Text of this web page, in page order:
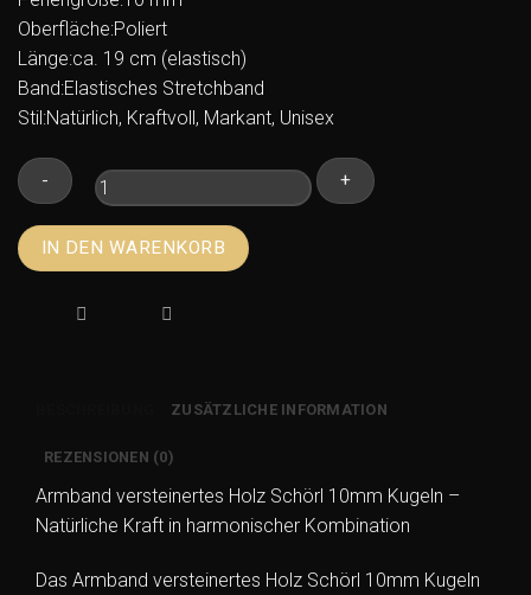
Oberfläche:Poliert
Länge:ca. 19 cm (elastisch)
Band:Elastisches Stretchband
Stil:Natürlich, Kraftvoll, Markant, Unisex
Armband
versteinertes
Schmuck
IN DEN WARENKORB
ZUSÄTZLICHE INFORMATION
REZENSIONEN (0)
Armband versteinertes Holz Schörl 10mm Kugeln –
Natürliche Kraft in harmonischer Kombination
Das Armband versteinertes Holz Schörl 10mm Kugeln